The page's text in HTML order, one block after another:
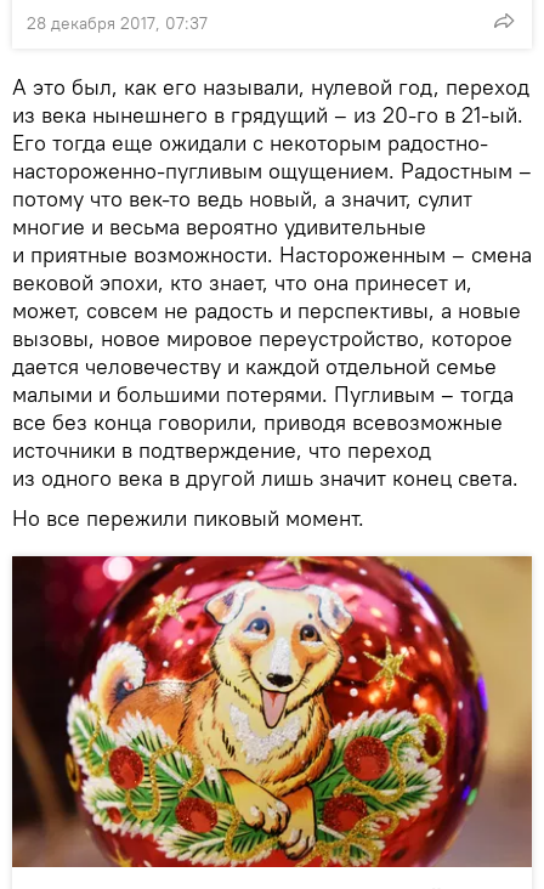
28 декабря 2017, 07:37
А это был, как его называли, нулевой год, переход
из века нынешнего в грядущий – из 20-го в 21-ый.
Его тогда еще ожидали с некоторым радостно-
настороженно-пугливым ощущением. Радостным –
потому что век-то ведь новый, а значит, сулит
многие и весьма вероятно удивительные
и приятные возможности. Настороженным – смена
вековой эпохи, кто знает, что она принесет и,
может, совсем не радость и перспективы, а новые
вызовы, новое мировое переустройство, которое
дается человечеству и каждой отдельной семье
малыми и большими потерями. Пугливым – тогда
все без конца говорили, приводя всевозможные
источники в подтверждение, что переход
из одного века в другой лишь значит конец света.
Но все пережили пиковый момент.